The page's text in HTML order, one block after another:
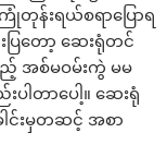
န်းရယ်စရာပြောရ
ြတော့ ဆေးရုံတင်
အစ်မဝမ်းကွဲ မမ
တာပေါ့။ ဆေးရုံ
င်းမှတဆင့် အစာ